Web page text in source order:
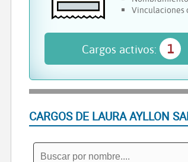
Vinculaciones
Cargos activos: 1
CARGOS DE LAURA AYLLON